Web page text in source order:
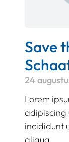
Save
24
Lorem
adipiscing
incididunt